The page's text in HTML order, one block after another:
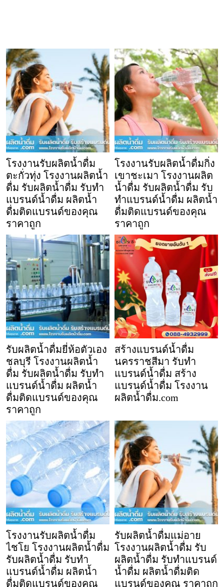
โรงงานรับผลิตน้ำดื่ม
ตะกั่วทุ่ง โรงงานผลิตน้ำ
ดื่ม รับผลิตน้ำดื่ม รับทำ
แบรนด์น้ำดื่ม ผลิตน้ำ
ดื่มติดแบรนด์ของคุณ
ราคาถูก
โรงงานรับผลิตน้ำดื่มกิ่ง
เขาชะเมา โรงงานผลิต
น้ำดื่ม รับผลิตน้ำดื่ม รับ
ทำแบรนด์น้ำดื่ม ผลิตน้ำ
ดื่มติดแบรนด์ของคุณ
ราคาถูก
รับผลิตน้ำดื่มยี่ห้อตัวเอง
ชลบุรี โรงงานผลิตน้ำ
ดื่ม รับผลิตน้ำดื่ม รับทำ
แบรนด์น้ำดื่ม ผลิตน้ำ
ดื่มติดแบรนด์ของคุณ
ราคาถูก
สร้างแบรนด์น้ำดื่ม
นครราชสีมา รับทำ
แบรนด์น้ำดื่ม สร้าง
แบรนด์น้ำดื่ม โรงงาน
ผลิตน้ำดื่ม.com
โรงงานรับผลิตน้ำดื่ม
ไชโย โรงงานผลิตน้ำดื่ม
รับผลิตน้ำดื่ม รับทำ
แบรนด์น้ำดื่ม ผลิตน้ำ
ดื่มติดแบรนด์ของคุณ
รับผลิตน้ำดื่มแม่อาย
โรงงานผลิตน้ำดื่ม รับ
ผลิตน้ำดื่ม รับทำแบรนด์
น้ำดื่ม ผลิตน้ำดื่มติด
แบรนด์ของคุณ ราคาถูก